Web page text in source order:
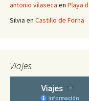
antonio vilaseca en Playa
Silvia en Castillo de Forna
Viajes